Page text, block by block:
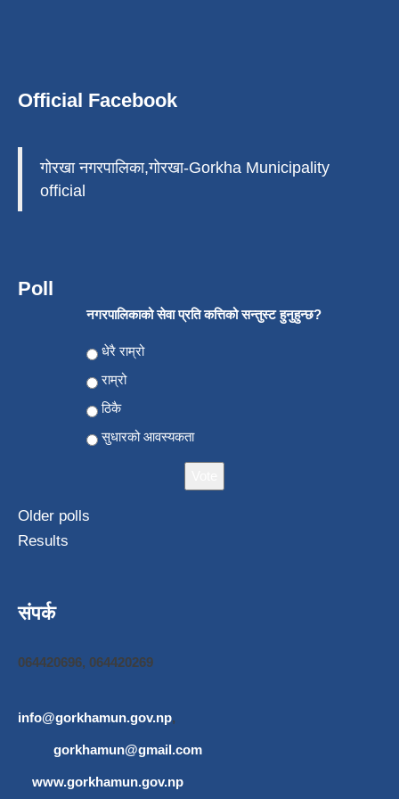
Official Facebook
गोरखा नगरपालिका,गोरखा-Gorkha Municipality
official
Poll
नगरपालिकाको सेवा प्रति कत्तिको सन्तुस्ट हुनुहुन्छ?
Choices
धेरै राम्रो
राम्रो
ठिकै
सुधारको आवस्यकता
Older polls
Results
संपर्क
064420696, 064420269
info@gorkhamun.gov.np,
gorkhamun@gmail.com
www.gorkhamun.gov.np